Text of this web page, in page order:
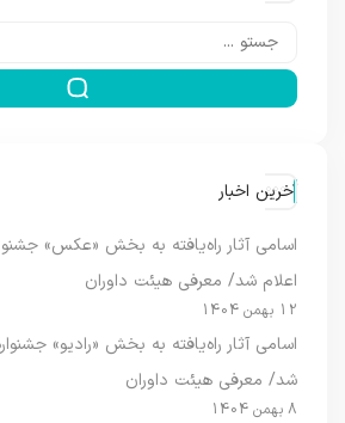
آخرین اخبار
اسامی آثار راه‌یافته به بخش «عکس»
اعلام شد/ معرفی هیئت داوران
12 بهمن 1404
اسامی آثار راه‌یافته به بخش «رادیو»
شد/ معرفی هیئت داوران
8 بهمن 1404